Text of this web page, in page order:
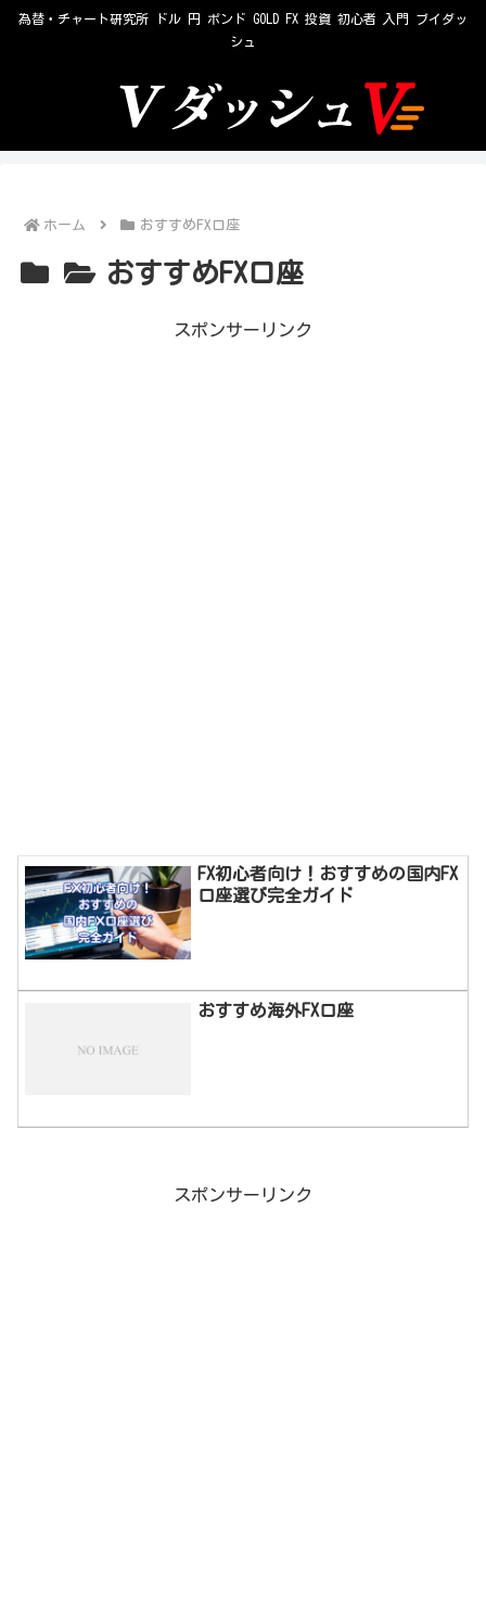
為替・チャート研究所 ドル 円 ポンド GOLD FX 投資 初心者 入門 ブイダッ
シュ
ホーム おすすめFX口座
おすすめFX口座
スポンサーリンク
FX初心者向け！おすすめの国内FX
口座選び完全ガイド
おすすめ海外FX口座
スポンサーリンク